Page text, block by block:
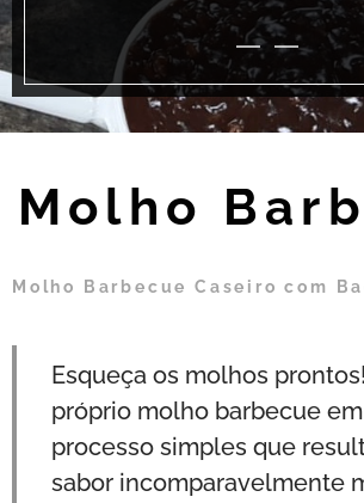
Molho
Molho Barbecue Caseiro com
Esqueça os molhos
próprio molho barbecue
processo simples que
sabor incomparavelmente